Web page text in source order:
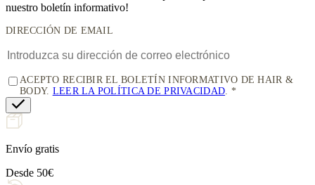
nuestro boletín informativo!
DIRECCIÓN DE EMAIL
ACEPTO RECIBIR EL BOLETÍN INFORMATIVO DE HAIR &
BODY. LEER LA POLÍTICA DE PRIVACIDAD.
Envío gratis
Desde 50€